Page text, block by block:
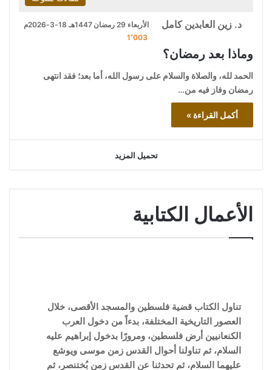
د. زين العابدين كامل
الأربعاء 29 رمضان 1447هـ 18-3-2026م
1٬003
وماذا بعد رمضان؟
الحمد لله، والصلاة والسلام على رسول الله، أما بعد؛ فقد انتهى
رمضان وفاز فيه من…
أكمل القراءة »
تحميل المزيد
الأعمال الكتابية
تناول الكتاب قضية فلسطين والمسجد الأقصى، خلال
العصور التاريخية المختلفة، بدءاً من دخول العرب
الكنعانيين أرض فلسطين، ومرورًا بدخول إبراهيم عليه
السلام، ثم تناولنا أحوال القدس زمن موسى ويوشع
عليهما السلام، ثم تحدثنا عن القدس زمن بُختنصر، ثم